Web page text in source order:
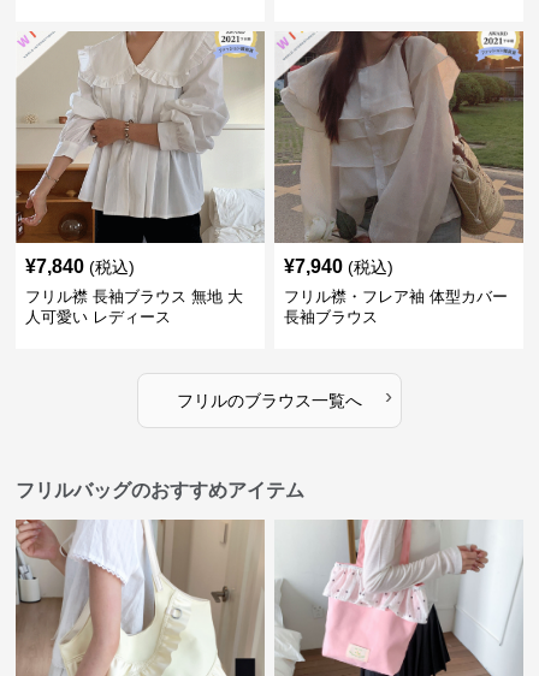
¥7,840 (税込)
フリル襟 長袖ブラウス 無地 大
人可愛い レディース
¥7,940 (税込)
フリル襟・フレア袖 体型カバー
長袖ブラウス
フリルのブラウス一覧へ ›
フリルバッグのおすすめアイテム